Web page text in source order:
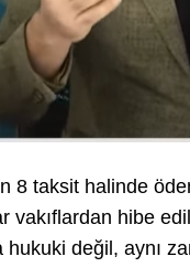
8 taksit halinde
vakıflardan hibe
hukuki değil, aynı